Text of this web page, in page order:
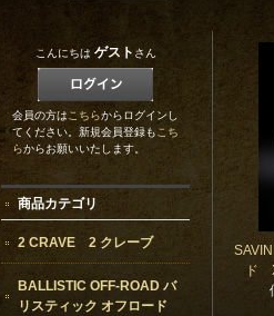
ド
こんにちは ゲスト さん
会員の方はこちらからログインし
てください。新規会員登録もこち
らからお願いいたします。
商品カテゴリ
2 CRAVE 2 クレーブ
BALLISTIC OFF-ROAD バ
リスティック オフロード